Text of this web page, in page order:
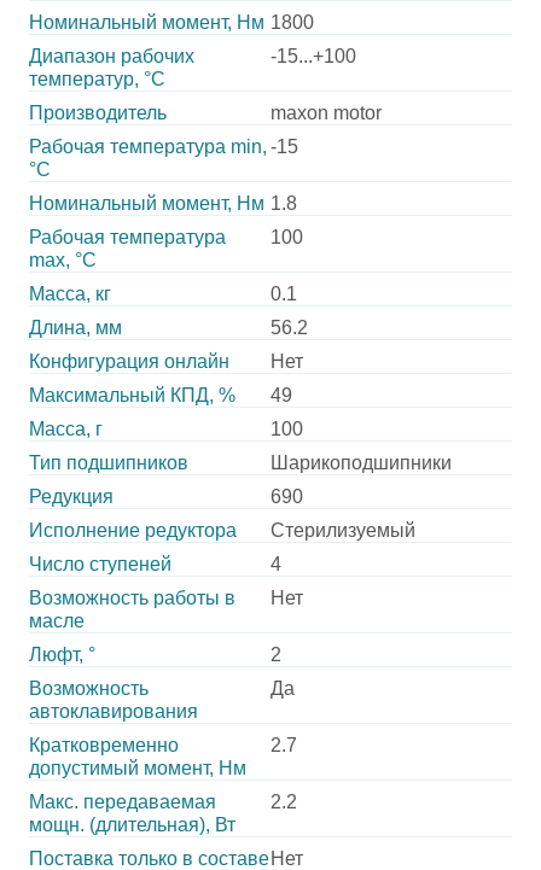
Номинальный момент, Нм 1800
Диапазон рабочих
температур, °С
-15...+100
Производитель
maxon motor
Рабочая температура min,
°С
-15
Номинальный момент, Нм 1.8
Рабочая температура
max, °С
100
Масса, кг
0.1
Длина, мм
56.2
Конфигурация онлайн
Нет
Максимальный КПД, %
49
Масса, г
100
Тип подшипников
Шарикоподшипники
Редукция
690
Исполнение редуктора
Стерилизуемый
Число ступеней
4
Возможность работы в
масле
Нет
Люфт, °
2
Возможность
автоклавирования
Да
Кратковременно
допустимый момент, Нм
2.7
Макс. передаваемая
мощн. (длительная), Вт
2.2
Поставка только в составеНет